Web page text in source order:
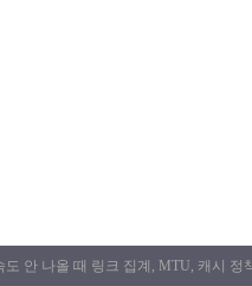
도 안 나올 때 링크 집계, MTU, 캐시 정